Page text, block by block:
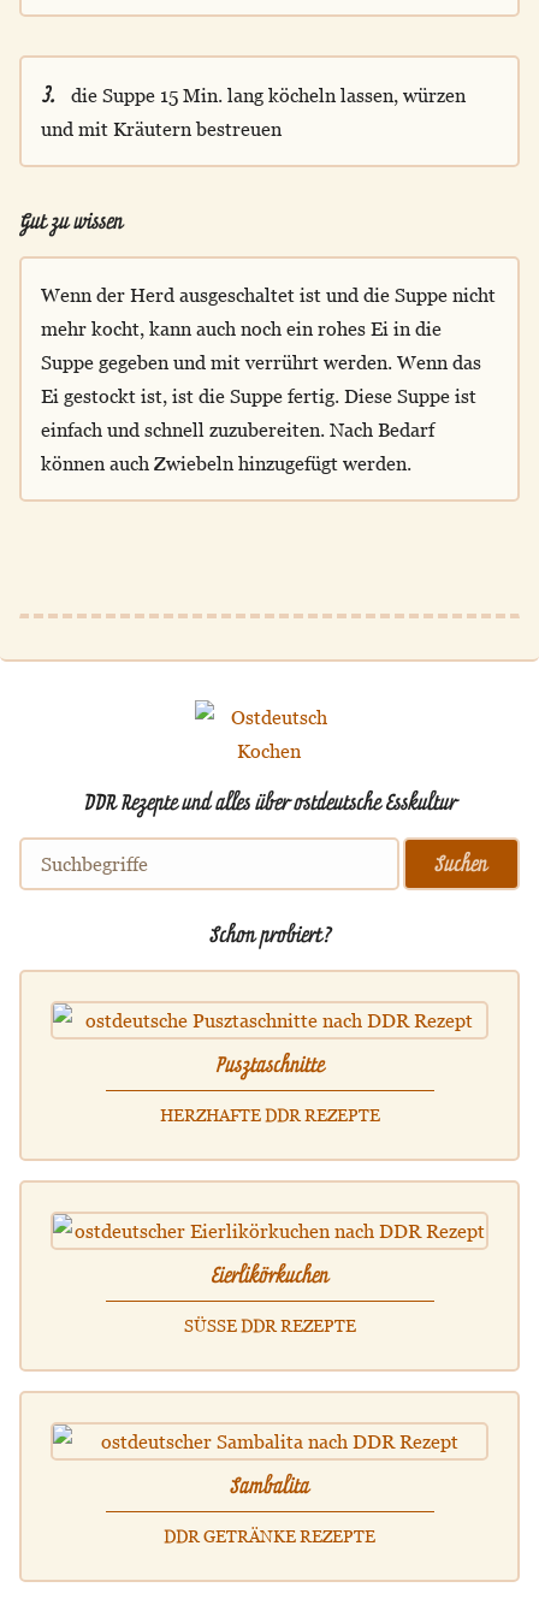
3.
die Suppe 15 Min. lang köcheln lassen, würzen
und mit Kräutern bestreuen
Gut zu wissen
Wenn der Herd ausgeschaltet ist und die Suppe nicht
mehr kocht, kann auch noch ein rohes Ei in die
Suppe gegeben und mit verrührt werden. Wenn das
Ei gestockt ist, ist die Suppe fertig. Diese Suppe ist
einfach und schnell zuzubereiten. Nach Bedarf
können auch Zwiebeln hinzugefügt werden.
DDR Rezepte und alles über ostdeutsche Esskultur
Schon probiert?
Pusztaschnitte
HERZHAFTE DDR REZEPTE
Eierlikörkuchen
SÜSSE DDR REZEPTE
Sambalita
DDR GETRÄNKE REZEPTE